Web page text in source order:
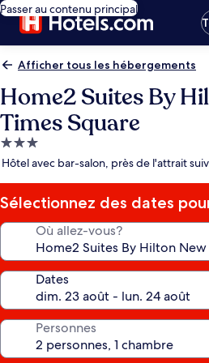
Passer au contenu principal
Afficher tous les hébergements
Home2 Suites By
Times Square
Hébergement
3.0 étoiles
Hôtel avec bar-salon, près de l'attrait
Sélectionnez des dates
Où allez-vous?
Dates
Personnes